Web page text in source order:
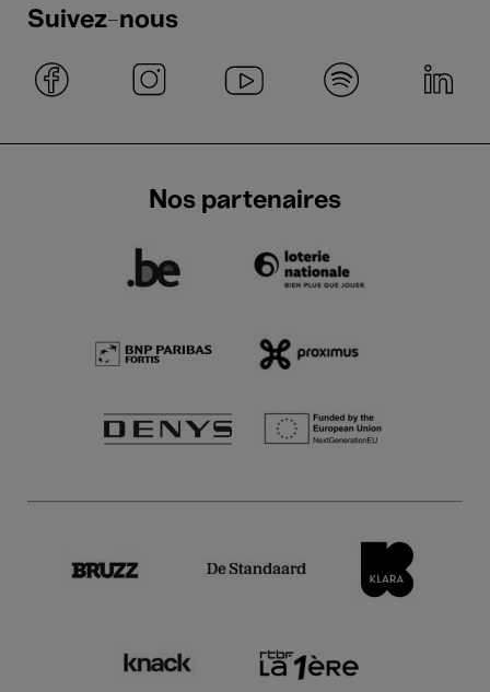
Suivez-nous
Nos partenaires